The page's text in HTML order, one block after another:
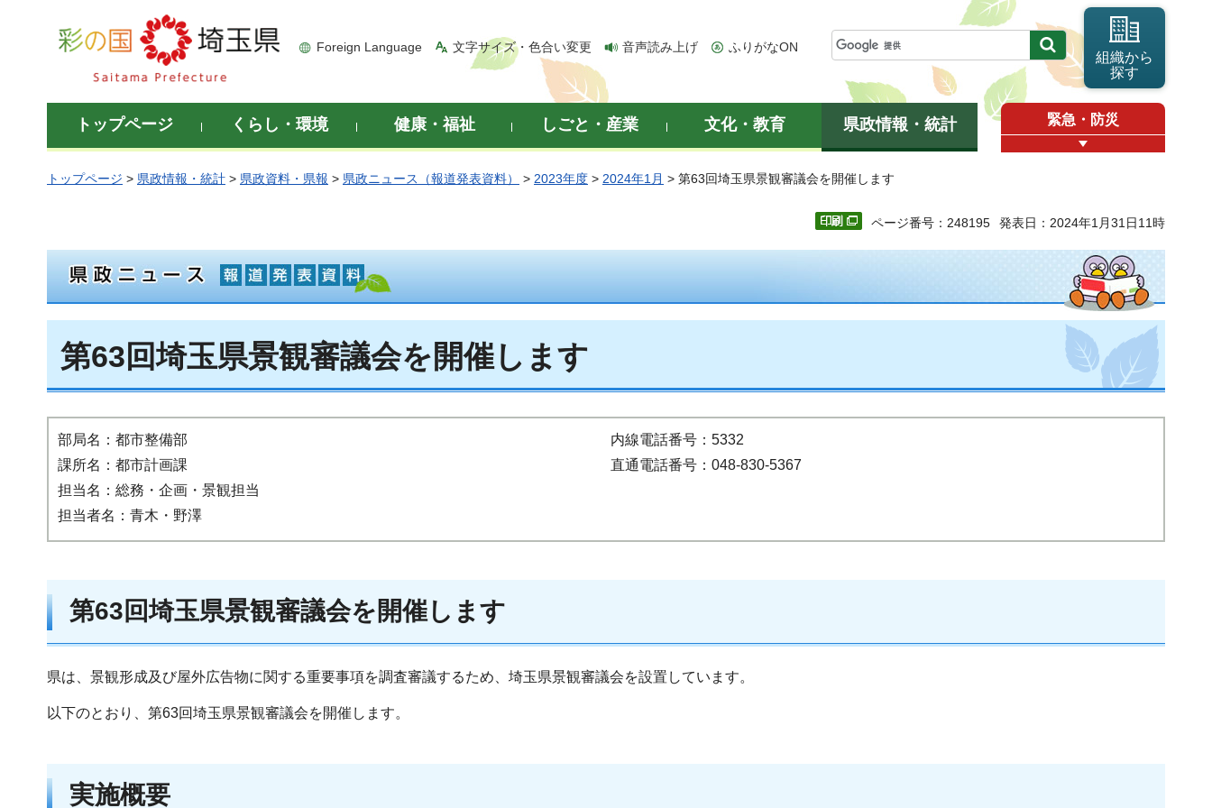
彩の国 埼玉県
Foreign Language 文字サイズ・色合い変更 音声読み上げ ふりがなON
組織から
探す
トップページ くらし・環境 健康・福祉 しごと・産業 文化・教育 県政情報・統計 緊急・防災
トップページ > 県政情報・統計 > 県政資料・県報 > 県政ニュース（報道発表資料） > 2023年度 > 2024年1月 > 第63回埼玉県景観審議会を開催します
ページ番号：248195 発表日：2024年1月31日11時
第63回埼玉県景観審議会を開催します
部局名：都市整備部
課所名：都市計画課
担当名：総務・企画・景観担当
担当者名：青木・野澤
内線電話番号：5332
直通電話番号：048-830-5367
第63回埼玉県景観審議会を開催します
県は、景観形成及び屋外広告物に関する重要事項を調査審議するため、埼玉県景観審議会を設置しています。
以下のとおり、第63回埼玉県景観審議会を開催します。
実施概要